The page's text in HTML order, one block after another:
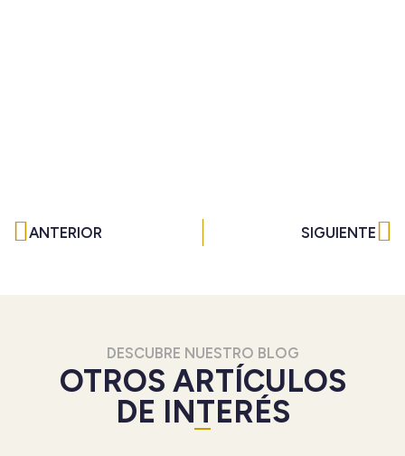
Ant
ANTERIOR SIGUIENTE
DESCUBRE NUESTRO BLOG
OTROS ARTÍCULOS
DE INTERÉS